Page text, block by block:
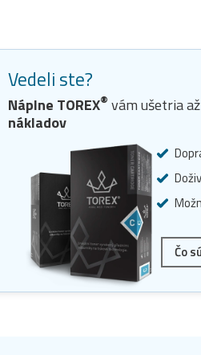
Vedeli ste?
Náplne TOREX® vám ušetria až
nákladov
Čo